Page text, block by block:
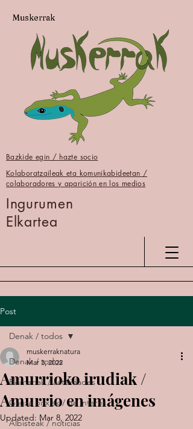
Ingurumen
Elkartea
Bazkide egin / hazte socio
Kolaboratzaileak eta komunikabideetan /
colaboradores y aparición en los medios
Muskerrak
Post
Denak / todos
Ekimenak / actividades
Gauza bitxiak / de interés
Albisteak / noticias
Denak / todos
Amurrioko irudiak /
Amurrio en imágenes
muskerraknatura
Mar 3, 2022
Updated: Mar 8, 2022